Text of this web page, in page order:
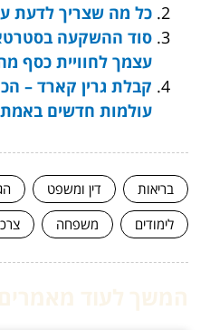
כל מה שצריך לדעת
סוד ההשקעה
עצמך לחוויית כסף
קבלת גרין קארד –
עולמות חדשים
בריאות דין ומשפט
לימודים
משפחה